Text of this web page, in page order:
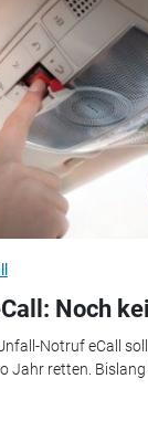
Noch
Notruf eCall
Jahr retten.